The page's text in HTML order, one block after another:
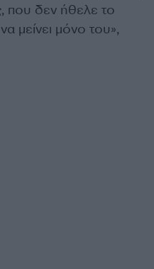
που δεν ήθελε το
μείνει μόνο του»,